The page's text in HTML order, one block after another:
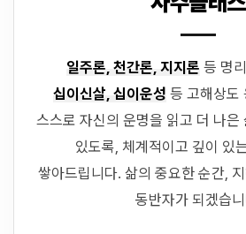
일주론, 천간론, 지지론 등 명
십이신살, 십이운성 등 고해상도
스스로 자신의 운명을 읽고 더 나은
있도록, 체계적이고 깊이 있
쌓아드립니다. 삶의 중요한 순간,
동반자가 되겠습